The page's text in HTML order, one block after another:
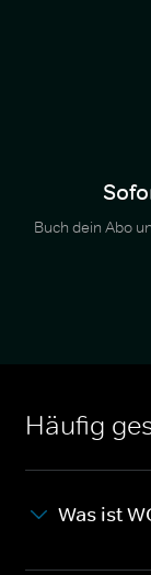
Buch dein Abo
Häufig
Was ist